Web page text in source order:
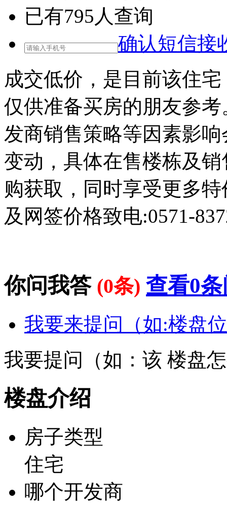
已有795 人查询
确认短信接
成交低价，是目前该住
仅供准备买房的朋友参
发商销售策略等因素影
变动，具体在售楼栋及
购获取，同时享受更多
及网签价格致电:0571-
你问我答 (0条) 查看0
我要来提问（如:楼盘
我要提问（如：该 楼盘
楼盘介绍
房子类型
住宅
哪个开发商